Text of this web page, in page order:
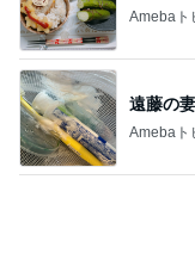
高橋英
Amebaト